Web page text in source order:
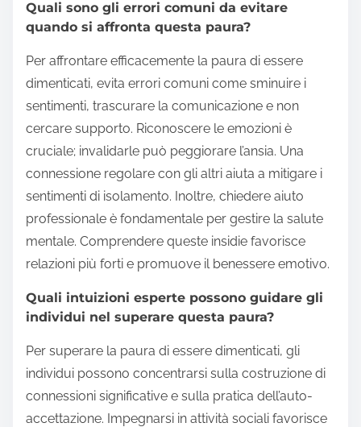
Quali sono gli errori comuni da evitare
quando si affronta questa paura?
Per affrontare efficacemente la paura di essere
dimenticati, evita errori comuni come sminuire i
sentimenti, trascurare la comunicazione e non
cercare supporto. Riconoscere le emozioni è
cruciale; invalidarle può peggiorare l’ansia. Una
connessione regolare con gli altri aiuta a mitigare i
sentimenti di isolamento. Inoltre, chiedere aiuto
professionale è fondamentale per gestire la salute
mentale. Comprendere queste insidie favorisce
relazioni più forti e promuove il benessere emotivo.
Quali intuizioni esperte possono guidare gli
individui nel superare questa paura?
Per superare la paura di essere dimenticati, gli
individui possono concentrarsi sulla costruzione di
connessioni significative e sulla pratica dell’auto-
accettazione. Impegnarsi in attività sociali favorisce